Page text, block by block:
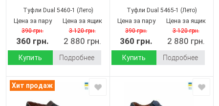
Туфли Dual 5460-1 (Лето)
Цена за пару
390 грн.
360 грн.
Цена за ящик
3 120 грн.
2 880 грн.
Купить Подробнее
Туфли Dual 5465-1 (Лето)
Цена за пару
390 грн.
360 грн.
Цена за ящик
3 120 грн.
2 880 грн.
Купить Подробнее
Хит продаж